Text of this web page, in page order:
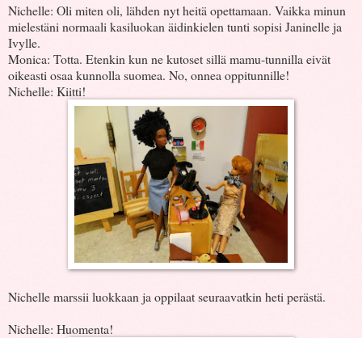
Nichelle: Oli miten oli, lähden nyt heitä opettamaan. Vaikka minun
mielestäni normaali kasiluokan äidinkielen tunti sopisi Janinelle ja
Ivylle.
Monica: Totta. Etenkin kun ne kutoset sillä mamu-tunnilla eivät
oikeasti osaa kunnolla suomea. No, onnea oppitunnille!
Nichelle: Kiitti!
Nichelle marssii luokkaan ja oppilaat seuraavatkin heti perästä.
Nichelle: Huomenta!